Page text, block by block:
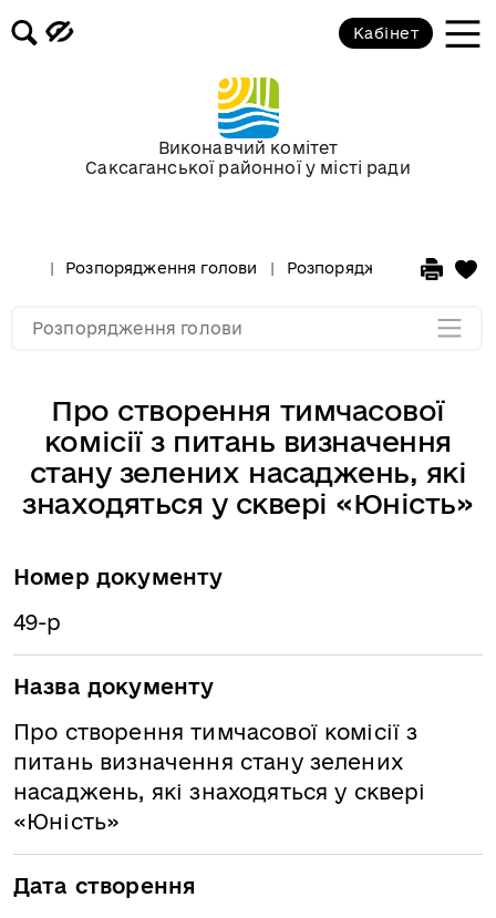
Виконавчий комітет
Саксаганської районної у місті ради
Кабінет
Розпорядження голови Розпорядження голови
Про створення тимчасової
комісії з питань визначення
стану зелених насаджень, які
знаходяться у сквері «Юність»
Номер документу
49-р
Назва документу
Про створення тимчасової комісії з
питань визначення стану зелених
насаджень, які знаходяться у сквері
«Юність»
Дата створення
Розпорядження голови
Розпорядження голови за 2017 рік